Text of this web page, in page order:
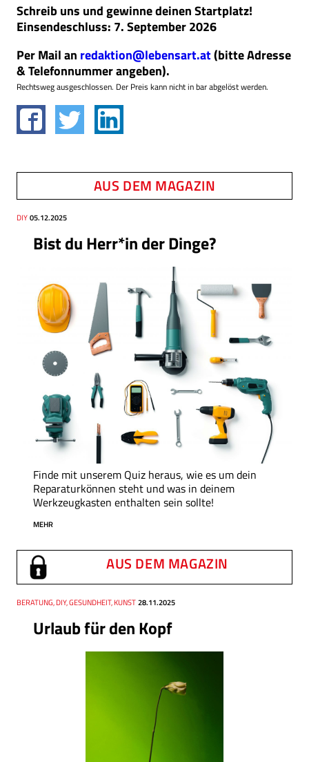
Schreib uns und gewinne deinen Startplatz!
Einsendeschluss: 7. September 2026
Per Mail an redaktion@lebensart.at(bitte Adresse
& Telefonnummer angeben).
Rechtsweg ausgeschlossen. Der Preis kann nicht in bar abgelöst werden.
AUS DEM MAGAZIN
Bist du Herr*in der Dinge?
Thema
DIY
Datum05.12.2025
Finde mit unserem Quiz heraus, wie es um dein
Reparaturkönnen steht und was in deinem
Werkzeugkasten enthalten sein sollte!
MEHR
AUS DEM MAGAZIN
Urlaub für den Kopf
Thema
BERATUNG, DIY, GESUNDHEIT, KUNST
Datum 28.11.2025